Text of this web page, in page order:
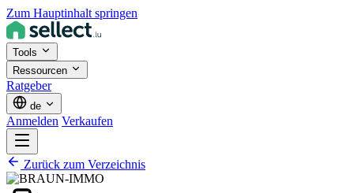
Zum Hauptinhalt springen
Tools
Ressourcen
Ratgeber
de
Anmelden Verkaufen
Zurück zum Verzeichnis